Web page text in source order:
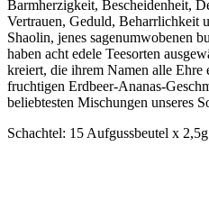
Barmherzigkeit, Bescheidenheit,
Vertrauen, Geduld, Beharrlichkeit
Shaolin, jenes sagenumwobenen
haben acht edele Teesorten
kreiert, die ihrem Namen alle
fruchtigen Erdbeer-Ananas-
beliebtesten Mischungen unseres
Schachtel: 15 Aufgussbeutel x 2,5g